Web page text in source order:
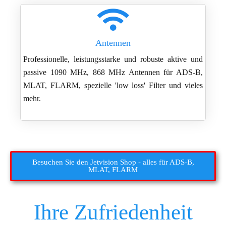
Antennen
Professionelle, leistungsstarke und robuste aktive und
passive 1090 MHz, 868 MHz Antennen für ADS-B,
MLAT, FLARM, spezielle 'low loss' Filter und vieles
mehr.
Besuchen Sie den Jetvision Shop - alles für ADS-B,
MLAT, FLARM
Ihre Zufriedenheit